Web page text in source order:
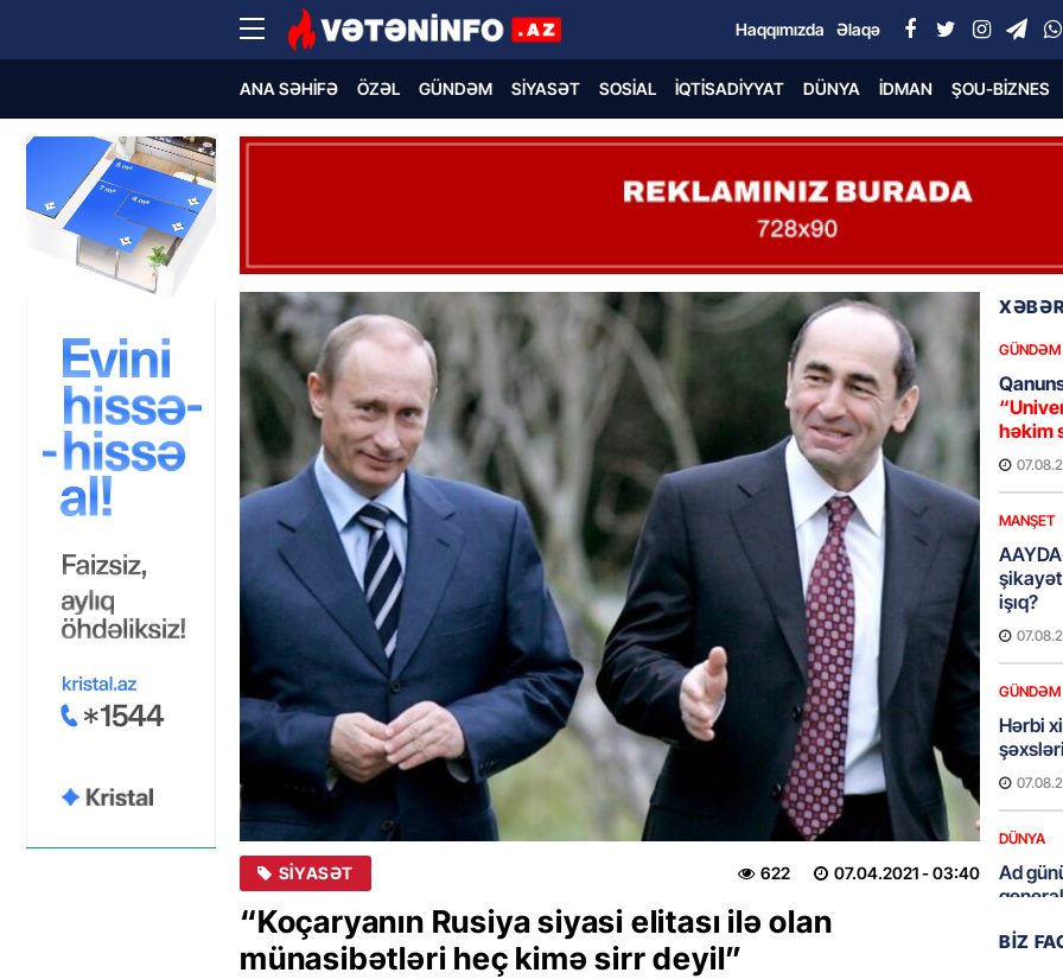
Haqqımızda Əlaqə
ANA SƏHIFƏ ÖZƏL GÜNDƏM SIYASƏT SOSIAL İQTISADIYYAT DÜNYA İDMAN ŞOU-BIZNES
SIYASƏT 07.04.2021- 03:40
622
“Koçaryanın Rusiya siyasi elitası ilə olan
münasibətləri heç kimə sirr deyil”
GÜNDƏM
həkim
MANŞET
şikayət
işıq?
GÜNDƏM
Hərbi
DÜNYA
Ad
BIZ